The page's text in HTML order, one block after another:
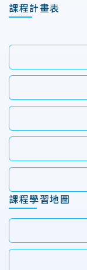
課程計畫表
課程學習地圖